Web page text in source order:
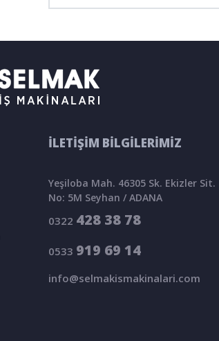
İLETİŞİM BİLGİLERİMİZ
Yeşiloba Mah. 46305 Sk. Ekizler Sit.
No: 5M Seyhan / ADANA
0322 428 38 78
0533 919 69 14
info@selmakismakinalari.com